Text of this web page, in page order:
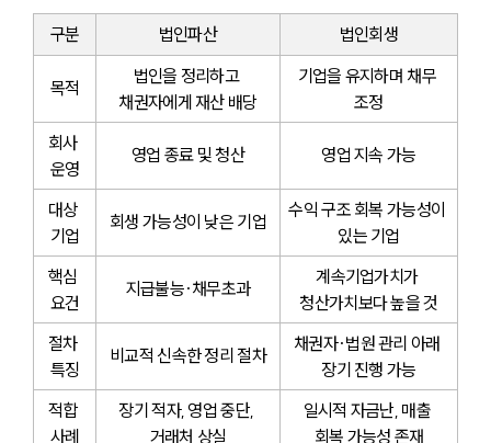
구분 법인파산 법인회생
목적
법인을 정리하고
채권자에게 재산 배당
기업을 유지하며 채무
조정
회사
운영
영업 종료 및 청산 영업 지속 가능
대상
기업
회생 가능성이 낮은 기업
수익 구조 회복 가능성이
있는 기업
핵심
요건
지급불능·채무초과
계속기업가치가
청산가치보다 높을 것
절차
특징
비교적 신속한 정리 절차
채권자·법원 관리 아래
장기 진행 가능
적합
사례
장기 적자, 영업 중단,
거래처 상실
일시적 자금난, 매출
회복 가능성 존재